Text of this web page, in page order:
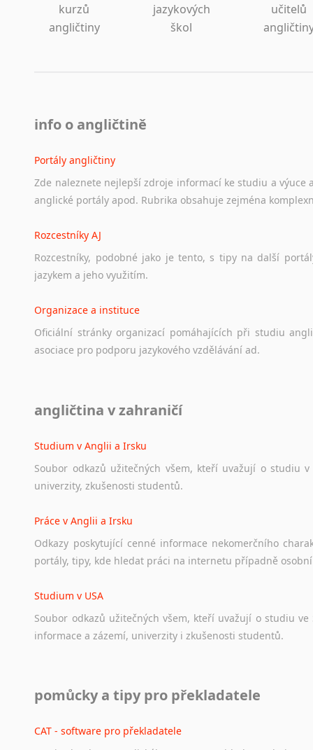
kurzů
angličtiny
jazykových
škol
učitelů
info o angličtině
Portály angličtiny
Zde naleznete nejlepší zdroje informací ke studiu a výuce
anglické portály apod. Rubrika obsahuje zejména
Rozcestníky AJ
Rozcestníky, podobné jako je tento, s tipy na další
jazykem a jeho využitím.
Organizace a instituce
Oficiální stránky organizací pomáhajících při studiu
asociace pro podporu jazykového vzdělávání ad.
Ať už se jedná o česká diskusní
angličtina v zahraničí
Studium v Anglii a Irsku
Soubor odkazů užitečných všem, kteří uvažují o studiu v
univerzity, zkušenosti studentů.
Práce v Anglii a Irsku
Odkazy poskytující cenné informace nekomerčního
portály, tipy, kde hledat práci na internetu případně osobní
Studium v USA
Soubor odkazů užitečných všem, kteří uvažují o studiu ve
informace a zázemí, univerzity i zkušenosti studentů.
Odkazy poskytující cenné informace nekomerčního
pomůcky a tipy pro překladatele
CAT - software pro překladatele